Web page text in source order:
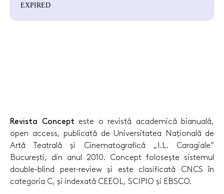
EXPIRED
Revista Concepteste o revistă academică bianuală,
open access, publicată de Universitatea Națională de
Artă Teatrală și Cinematografică „I.L. Caragiale”
București, din anul 2010. Concept folosește sistemul
double-blind peer-review și este clasificată CNCS în
categoria C, și indexată CEEOL, SCIPIO și EBSCO.